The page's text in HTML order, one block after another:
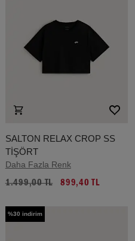
SALTON RELAX CROP SS
TİŞÖRT
Daha Fazla Renk
1.499,00 TL 899,40 TL
%30 indirim